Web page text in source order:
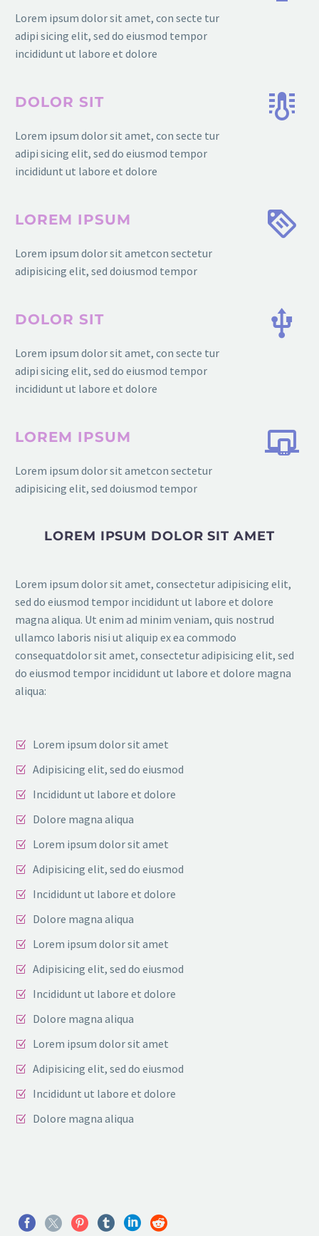
Lorem ipsum dolor sit amet, con secte tur
adipi sicing elit, sed do eiusmod tempor
incididunt ut labore et dolore
DOLOR SIT
Lorem ipsum dolor sit amet, con secte tur
adipi sicing elit, sed do eiusmod tempor
incididunt ut labore et dolore
LOREM IPSUM
Lorem ipsum dolor sit ametcon sectetur
adipisicing elit, sed doiusmod tempor
DOLOR SIT
Lorem ipsum dolor sit amet, con secte tur
adipi sicing elit, sed do eiusmod tempor
incididunt ut labore et dolore
LOREM IPSUM
Lorem ipsum dolor sit ametcon sectetur
adipisicing elit, sed doiusmod tempor
LOREM IPSUM DOLOR SIT AMET
Lorem ipsum dolor sit amet, consectetur adipisicing elit,
sed do eiusmod tempor incididunt ut labore et dolore
magna aliqua. Ut enim ad minim veniam, quis nostrud
ullamco laboris nisi ut aliquip ex ea commodo
consequatdolor sit amet, consectetur adipisicing elit, sed
do eiusmod tempor incididunt ut labore et dolore magna
aliqua:
Lorem ipsum dolor sit amet
Adipisicing elit, sed do eiusmod
Incididunt ut labore et dolore
Dolore magna aliqua
Lorem ipsum dolor sit amet
Adipisicing elit, sed do eiusmod
Incididunt ut labore et dolore
Dolore magna aliqua
Lorem ipsum dolor sit amet
Adipisicing elit, sed do eiusmod
Incididunt ut labore et dolore
Dolore magna aliqua
Lorem ipsum dolor sit amet
Adipisicing elit, sed do eiusmod
Incididunt ut labore et dolore
Dolore magna aliqua